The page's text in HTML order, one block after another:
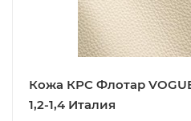
Кожа КРС Флотар
1,2-1,4 Италия